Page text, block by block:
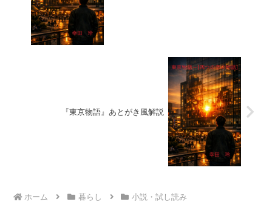
『東京物語』あとがき風解説
ホーム 暮らし 小説・試し読み